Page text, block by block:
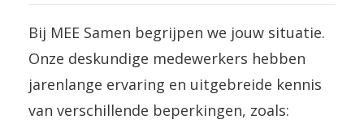
Bij MEE Samen begrijpen we jouw situatie.
Onze deskundige medewerkers hebben
jarenlange ervaring en uitgebreide kennis
van verschillende beperkingen, zoals: